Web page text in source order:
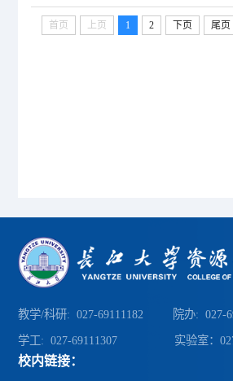
首页 上页 1 2 下页 尾页
教学/科研: 027-69111182 院办: 027-
学工: 027-69111307 实验室：027-
校内链接：